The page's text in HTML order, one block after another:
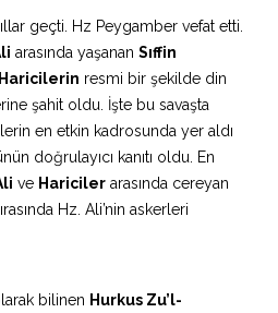
geçti. Hz Peygamber vefat etti.
arasında yaşanan Sıffin
Haricilerin resmi bir şekilde din
şahit oldu. İşte bu savaşta
en etkin kadrosunda yer aldı
doğrulayıcı kanıtı oldu. En
ve Hariciler arasında cereyan
Hz. Ali’nin askerleri
bilinen Hurkus Zu’l-